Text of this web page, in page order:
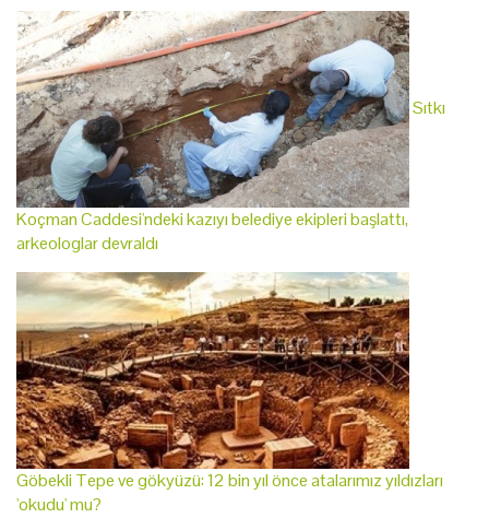
Sıtkı
Koçman Caddesi'ndeki kazıyı belediye ekipleri başlattı,
arkeologlar devraldı
Göbekli Tepe ve gökyüzü: 12 bin yıl önce atalarımız yıldızları
'okudu' mu?